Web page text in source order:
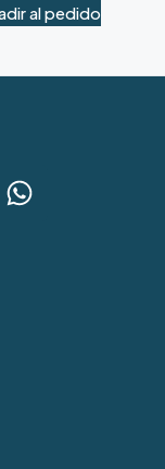
al pedido